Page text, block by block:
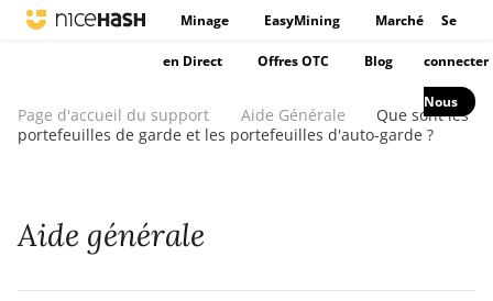
Minage EasyMining Marché
en Direct Offres OTC Blog
Se
connecter
Nous
Page d'accueil du support Aide Générale
Que sont les
portefeuilles de garde et les portefeuilles d'auto-garde ?
Aide générale